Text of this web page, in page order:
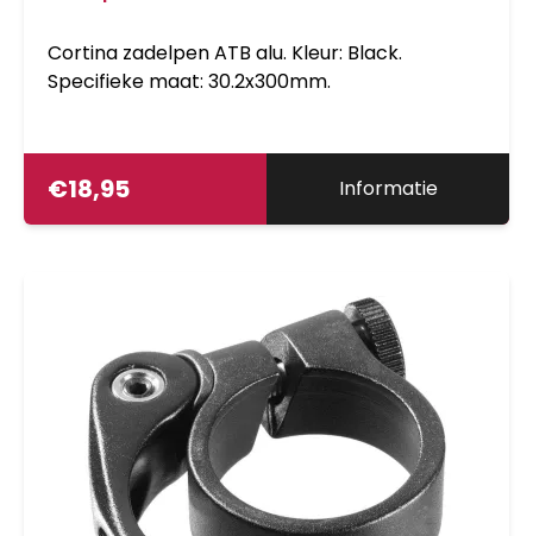
Cortina zadelpen ATB alu. Kleur: Black.
Specifieke maat: 30.2x300mm.
€18,95 Informatie